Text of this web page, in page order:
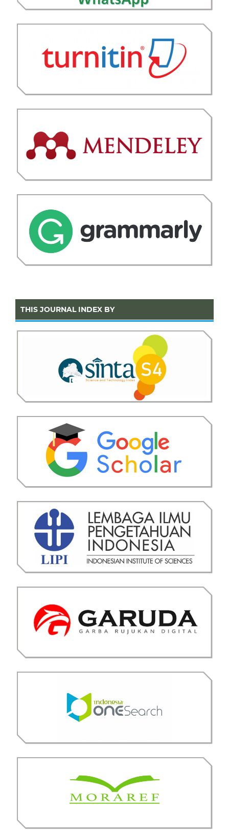
THIS JOURNAL INDEX BY